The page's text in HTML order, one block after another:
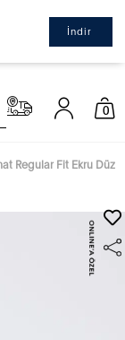
İndir
0
Regular Fit Ekru Düz